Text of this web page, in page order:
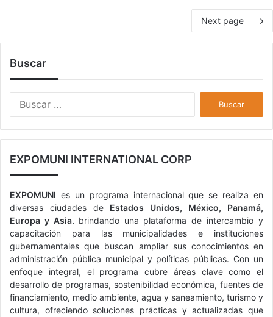
Next page
Buscar
c
:
EXPOMUNI INTERNATIONAL CORP
EXPOMUNI es un programa internacional que se realiza en
diversas ciudades de Estados Unidos, México, Panamá,
Europa y Asia. brindando una plataforma de intercambio y
capacitación para las municipalidades e instituciones
gubernamentales que buscan ampliar sus conocimientos en
administración pública municipal y políticas públicas. Con un
enfoque integral, el programa cubre áreas clave como el
desarrollo de programas, sostenibilidad económica, fuentes de
financiamiento, medio ambiente, agua y saneamiento, turismo y
cultura, ofreciendo soluciones prácticas y actualizadas que